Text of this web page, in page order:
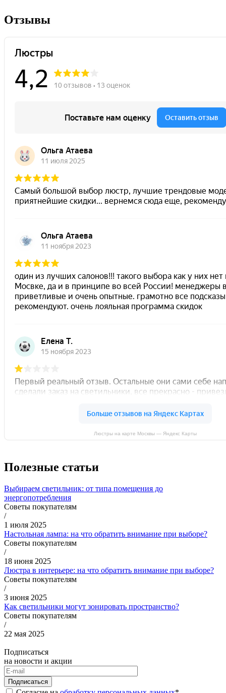
Отзывы
Люстры на карте Москвы — Яндекс Карты
Полезные статьи
Выбираем светильник: от типа помещения до
энергопотребления
Советы покупателям
/
1 июля 2025
Настольная лампа: на что обратить внимание при выборе?
Советы покупателям
/
18 июня 2025
Люстра в интерьере: на что обратить внимание при выборе?
Советы покупателям
/
3 июня 2025
Как светильники могут зонировать пространство?
Советы покупателям
/
22 мая 2025
Подписаться
на новости и акции
Подписаться